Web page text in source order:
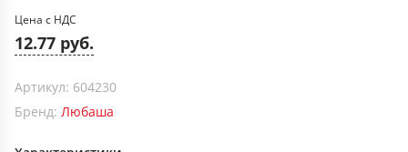
Цена с НДС
12.77 руб.
Артикул: 604230
Бренд: Любаша